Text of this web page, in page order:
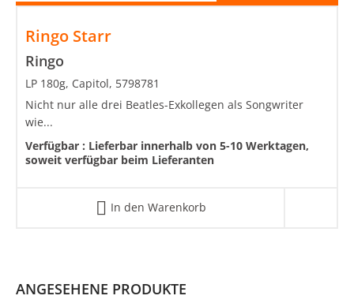
Ringo Starr
Ringo
LP 180g, Capitol, 5798781
Nicht nur alle drei Beatles-Exkollegen als Songwriter
wie...
Verfügbar : Lieferbar innerhalb von 5-10 Werktagen,
soweit verfügbar beim Lieferanten
In den Warenkorb
ANGESEHENE PRODUKTE